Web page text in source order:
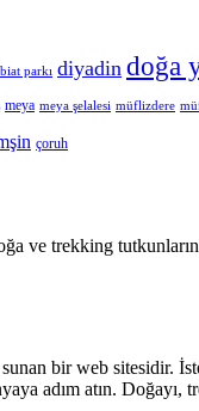
parkı diyadin doğa
meya meya şelalesi müflizdere
çoruh
ve trekking
bir web sitesidir.
adım atın.